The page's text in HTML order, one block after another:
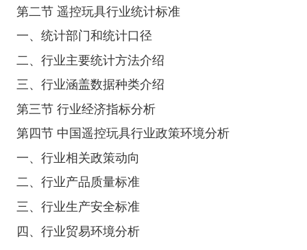
第二节 遥控玩具行业统计标准
一、统计部门和统计口径
二、行业主要统计方法介绍
三、行业涵盖数据种类介绍
第三节 行业经济指标分析
第四节 中国遥控玩具行业政策环境分析
一、行业相关政策动向
二、行业产品质量标准
三、行业生产安全标准
四、行业贸易环境分析